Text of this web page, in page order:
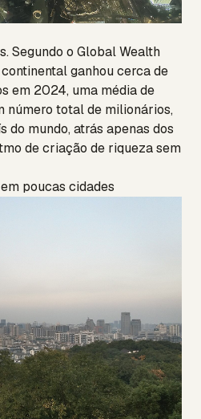
Segundo o Global Wealth
ganhou cerca de
em 2024, uma média de
número total de milionários,
do mundo, atrás apenas dos
de criação de riqueza sem
poucas cidades